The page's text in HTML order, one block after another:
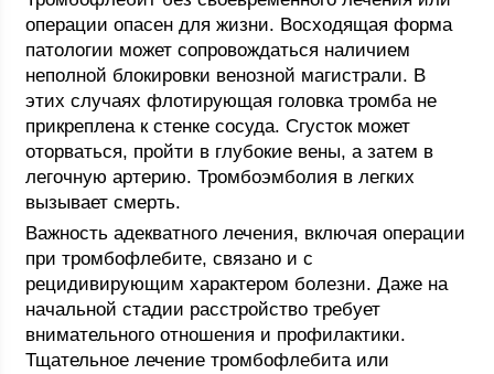
операции опасен для жизни. Восходящая форма
патологии может сопровождаться наличием
неполной блокировки венозной магистрали. В
этих случаях флотирующая головка тромба не
прикреплена к стенке сосуда. Сгусток может
оторваться, пройти в глубокие вены, а затем в
легочную артерию. Тромбоэмболия в легких
вызывает смерть.
Важность адекватного лечения, включая операции
при тромбофлебите, связано и с
рецидивирующим характером болезни. Даже на
начальной стадии расстройство требует
внимательного отношения и профилактики.
Тщательное лечение тромбофлебита или